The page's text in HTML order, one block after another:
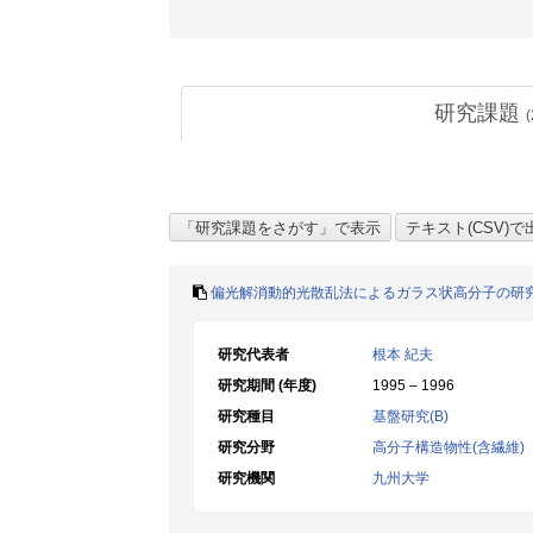
研究課題 (
偏光解消動的光散乱法によるガラス状高分子の研
研究代表者
根本 紀夫
研究期間 (年度)
1995 – 1996
研究種目
基盤研究(B)
研究分野
高分子構造物性(含繊維)
研究機関
九州大学